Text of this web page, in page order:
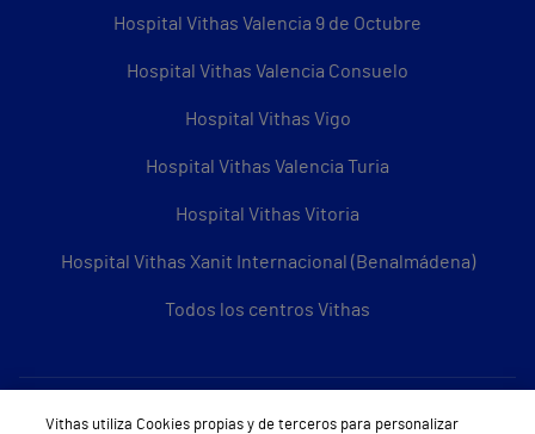
Hospital Vithas Valencia 9 de Octubre
Hospital Vithas Valencia Consuelo
Hospital Vithas Vigo
Hospital Vithas Valencia Turia
Hospital Vithas Vitoria
Hospital Vithas Xanit Internacional (Benalmádena)
Todos los centros Vithas
Sobre Vithas
Vithas utiliza Cookies propias y de terceros para personalizar